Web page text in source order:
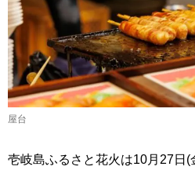
屋台
壱岐島ふるさと花火は10月27日(